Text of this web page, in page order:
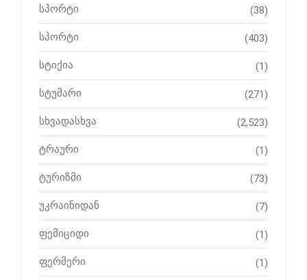
სპორტი (38)
სპორტი (403)
სტიქია (1)
სტუმარი (271)
სხვადასხვა (2,523)
ტრაური (1)
ტურიზმი (73)
უკრაინიდან (7)
ფემიციდი (1)
ფერმერი (1)